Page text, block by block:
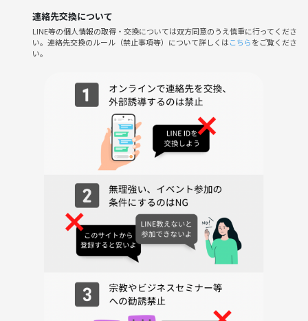
・サビ合唱、みんなでワイワイ！
💡 途中で部屋移動OK！
🍹 休憩時間には交流タイムもあります！
「同じ部屋だった人と自然に話せた」
「気づいたら友達できてた」
そんな声が多いオフ会です✨
終了後は、行ける人で池袋に移動🏃‍➡️
🍻 飲みに行きまーす！
🌱 こんな人におすすめ
・オフ会が初めて
・1人参加で友達を作りたい
・カラオケは好きだけど緊張しがち
・まずは雰囲気を見てみたい
👉 様子見参加、大歓迎です！
連絡先交換について
LINE等の個人情報の取得・交換については双方同意のうえ慎重に行ってくださ
い。連絡先交換のルール（禁止事項等）について詳しくはこちらをご覧くださ
い。